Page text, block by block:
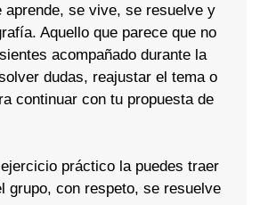
aprende, se vive, se resuelve y
Aquello que parece que no
acompañado durante la
dudas, reajustar el tema o
continuar con tu propuesta de
práctico la puedes traer
grupo, con respeto, se resuelve